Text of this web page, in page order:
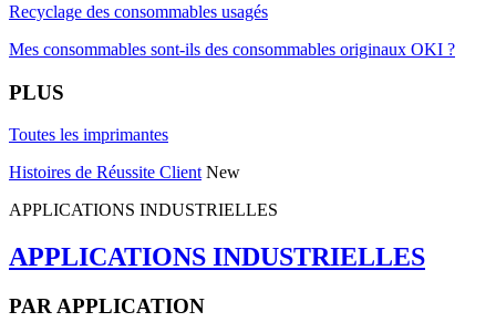
Recyclage des consommables usagés
Mes consommables sont-ils des consommables originaux OKI ?
PLUS
Toutes les imprimantes
Histoires de Réussite Client New
APPLICATIONS INDUSTRIELLES
APPLICATIONS INDUSTRIELLES
PAR APPLICATION